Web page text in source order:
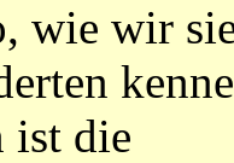
wie wir
ist die